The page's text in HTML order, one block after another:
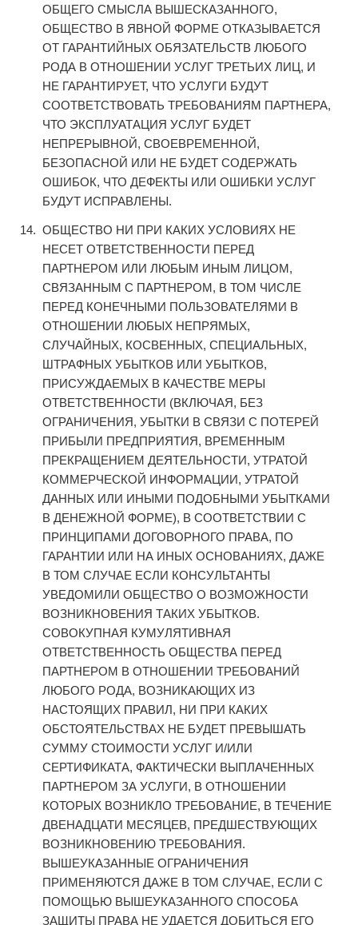
ОБЩЕГО СМЫСЛА ВЫШЕСКАЗАННОГО,
ОБЩЕСТВО В ЯВНОЙ ФОРМЕ ОТКАЗЫВАЕТСЯ
ОТ ГАРАНТИЙНЫХ ОБЯЗАТЕЛЬСТВ ЛЮБОГО
РОДА В ОТНОШЕНИИ УСЛУГ ТРЕТЬИХ ЛИЦ, И
НЕ ГАРАНТИРУЕТ, ЧТО УСЛУГИ БУДУТ
СООТВЕТСТВОВАТЬ ТРЕБОВАНИЯМ ПАРТНЕРА,
ЧТО ЭКСПЛУАТАЦИЯ УСЛУГ БУДЕТ
НЕПРЕРЫВНОЙ, СВОЕВРЕМЕННОЙ,
БЕЗОПАСНОЙ ИЛИ НЕ БУДЕТ СОДЕРЖАТЬ
ОШИБОК, ЧТО ДЕФЕКТЫ ИЛИ ОШИБКИ УСЛУГ
БУДУТ ИСПРАВЛЕНЫ.
ОБЩЕСТВО НИ ПРИ КАКИХ УСЛОВИЯХ НЕ
НЕСЕТ ОТВЕТСТВЕННОСТИ ПЕРЕД
ПАРТНЕРОМ ИЛИ ЛЮБЫМ ИНЫМ ЛИЦОМ,
СВЯЗАННЫМ С ПАРТНЕРОМ, В ТОМ ЧИСЛЕ
ПЕРЕД КОНЕЧНЫМИ ПОЛЬЗОВАТЕЛЯМИ В
ОТНОШЕНИИ ЛЮБЫХ НЕПРЯМЫХ,
СЛУЧАЙНЫХ, КОСВЕННЫХ, СПЕЦИАЛЬНЫХ,
ШТРАФНЫХ УБЫТКОВ ИЛИ УБЫТКОВ,
ПРИСУЖДАЕМЫХ В КАЧЕСТВЕ МЕРЫ
ОТВЕТСТВЕННОСТИ (ВКЛЮЧАЯ, БЕЗ
ОГРАНИЧЕНИЯ, УБЫТКИ В СВЯЗИ С ПОТЕРЕЙ
ПРИБЫЛИ ПРЕДПРИЯТИЯ, ВРЕМЕННЫМ
ПРЕКРАЩЕНИЕМ ДЕЯТЕЛЬНОСТИ, УТРАТОЙ
КОММЕРЧЕСКОЙ ИНФОРМАЦИИ, УТРАТОЙ
ДАННЫХ ИЛИ ИНЫМИ ПОДОБНЫМИ УБЫТКАМИ
В ДЕНЕЖНОЙ ФОРМЕ), В СООТВЕТСТВИИ С
ПРИНЦИПАМИ ДОГОВОРНОГО ПРАВА, ПО
ГАРАНТИИ ИЛИ НА ИНЫХ ОСНОВАНИЯХ, ДАЖЕ
В ТОМ СЛУЧАЕ ЕСЛИ КОНСУЛЬТАНТЫ
УВЕДОМИЛИ ОБЩЕСТВО О ВОЗМОЖНОСТИ
ВОЗНИКНОВЕНИЯ ТАКИХ УБЫТКОВ.
СОВОКУПНАЯ КУМУЛЯТИВНАЯ
ОТВЕТСТВЕННОСТЬ ОБЩЕСТВА ПЕРЕД
ПАРТНЕРОМ В ОТНОШЕНИИ ТРЕБОВАНИЙ
ЛЮБОГО РОДА, ВОЗНИКАЮЩИХ ИЗ
НАСТОЯЩИХ ПРАВИЛ, НИ ПРИ КАКИХ
ОБСТОЯТЕЛЬСТВАХ НЕ БУДЕТ ПРЕВЫШАТЬ
СУММУ СТОИМОСТИ УСЛУГ И/ИЛИ
СЕРТИФИКАТА, ФАКТИЧЕСКИ ВЫПЛАЧЕННЫХ
ПАРТНЕРОМ ЗА УСЛУГИ, В ОТНОШЕНИИ
КОТОРЫХ ВОЗНИКЛО ТРЕБОВАНИЕ, В ТЕЧЕНИЕ
ДВЕНАДЦАТИ МЕСЯЦЕВ, ПРЕДШЕСТВУЮЩИХ
ВОЗНИКНОВЕНИЮ ТРЕБОВАНИЯ.
ВЫШЕУКАЗАННЫЕ ОГРАНИЧЕНИЯ
ПРИМЕНЯЮТСЯ ДАЖЕ В ТОМ СЛУЧАЕ, ЕСЛИ С
ПОМОЩЬЮ ВЫШЕУКАЗАННОГО СПОСОБА
ЗАЩИТЫ ПРАВА НЕ УДАЕТСЯ ДОБИТЬСЯ ЕГО